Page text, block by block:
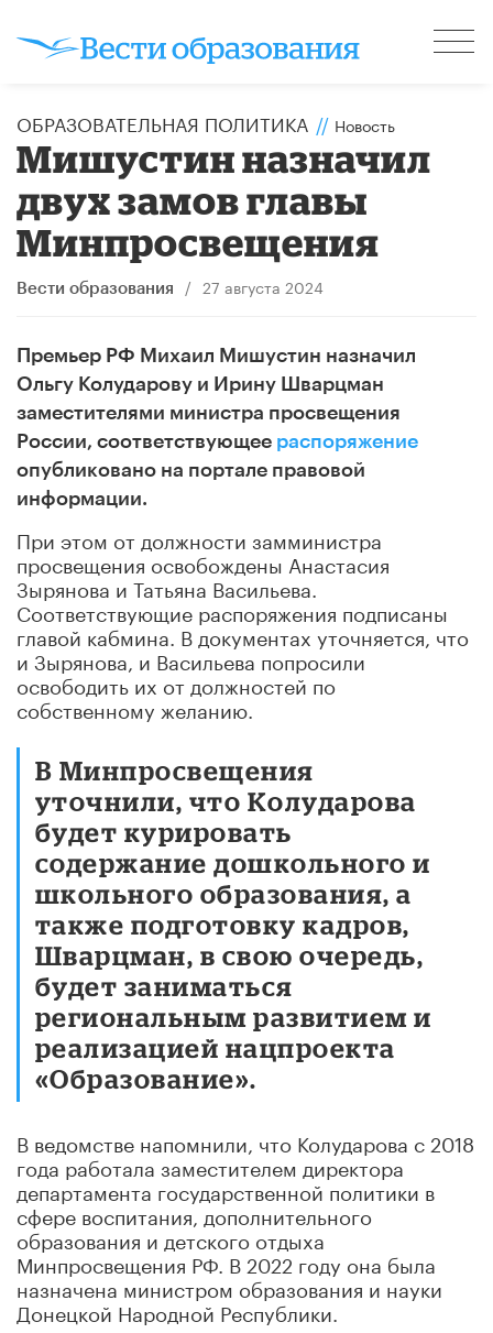
ОБРАЗОВАТЕЛЬНАЯ ПОЛИТИКА // Новость
Мишустин назначил
двух замов главы
Минпросвещения
Вести образования / 27 августа 2024
Премьер РФ Михаил Мишустин назначил
Ольгу Колударову и Ирину Шварцман
заместителями министра просвещения
России, соответствующее распоряжение
опубликовано на портале правовой
информации.
При этом от должности замминистра
просвещения освобождены Анастасия
Зырянова и Татьяна Васильева.
Соответствующие распоряжения подписаны
главой кабмина. В документах уточняется, что
и Зырянова, и Васильева попросили
освободить их от должностей по
собственному желанию.
В Минпросвещения
уточнили, что Колударова
будет курировать
содержание дошкольного и
школьного образования, а
также подготовку кадров,
Шварцман, в свою очередь,
будет заниматься
региональным развитием и
реализацией нацпроекта
«Образование».
В ведомстве напомнили, что Колударова с 2018
года работала заместителем директора
департамента государственной политики в
сфере воспитания, дополнительного
образования и детского отдыха
Минпросвещения РФ. В 2022 году она была
назначена министром образования и науки
Донецкой Народной Республики.